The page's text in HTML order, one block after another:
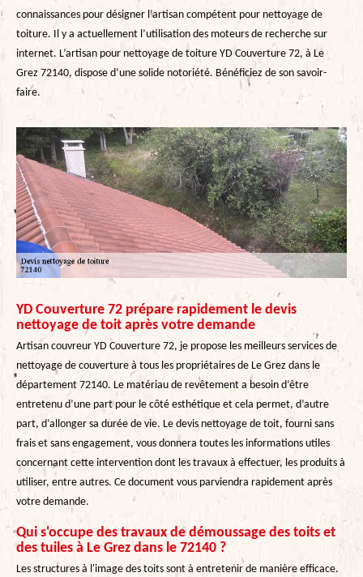
connaissances pour désigner l’artisan compétent pour nettoyage de
toiture. Il y a actuellement l’utilisation des moteurs de recherche sur
internet. L’artisan pour nettoyage de toiture YD Couverture 72, à Le
Grez 72140, dispose d’une solide notoriété. Bénéficiez de son savoir-
faire.
YD Couverture 72 prépare rapidement le devis
nettoyage de toit après votre demande
Artisan couvreur YD Couverture 72, je propose les meilleurs services de
nettoyage de couverture à tous les propriétaires de Le Grez dans le
département 72140. Le matériau de revêtement a besoin d’être
entretenu d’une part pour le côté esthétique et cela permet, d’autre
part, d’allonger sa durée de vie. Le devis nettoyage de toit, fourni sans
frais et sans engagement, vous donnera toutes les informations utiles
concernant cette intervention dont les travaux à effectuer, les produits à
utiliser, entre autres. Ce document vous parviendra rapidement après
votre demande.
Qui s'occupe des travaux de démoussage des toits et
des tuiles à Le Grez dans le 72140 ?
Les structures à l'image des toits sont à entretenir de manière efficace.